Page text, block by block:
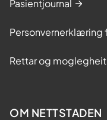
Pasientjournal
Personvernerklæring
Rettar og
OM NETTSTADEN